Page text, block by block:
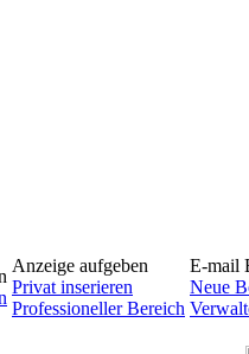
Anzeige aufgeben
Privat inserieren
Professioneller Bereich
E-mail
Neue